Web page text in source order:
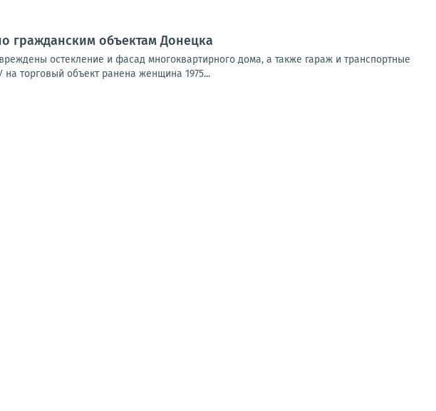
гражданским объектам Донецка
остекление и фасад многоквартирного дома, а также гараж и транспортные
торговый объект ранена женщина 1975...